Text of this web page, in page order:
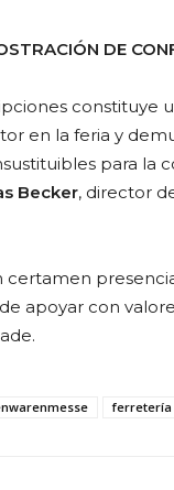
DE
en la feria y
para la
Becker, director
certamen
apoyar con
ferretería